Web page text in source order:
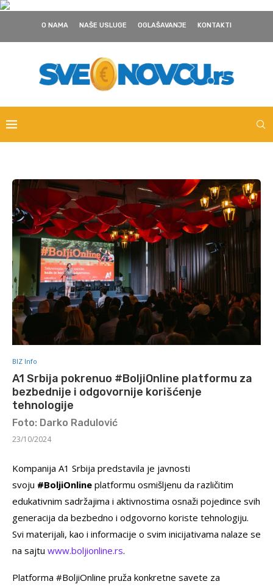
O NAMA NAŠE USLUGE OGLAŠAVANJE KONTAKTI
BIZ Info
A1 Srbija pokrenuo #BoljiOnline platformu za
bezbednije i odgovornije korišćenje
tehnologije
Foto: Darko Radulović
23/10/2024
Kompanija A1 Srbija predstavila je javnosti
svoju #BoljiOnline platformu osmišljenu da različitim
edukativnim sadržajima i aktivnostima osnaži pojedince svih
generacija da bezbedno i odgovorno koriste tehnologiju.
Svi materijali, kao i informacije o svim inicijativama nalaze se
na sajtu www.boljionline.rs.
Platforma #BoljiOnline pruža konkretne savete za